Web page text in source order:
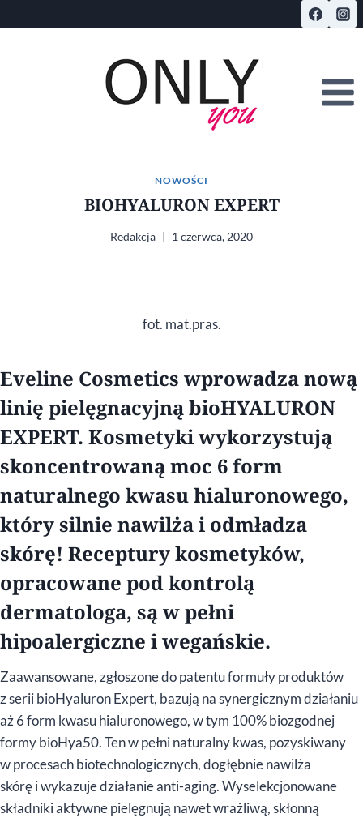
do
NOWOŚCI
BIOHYALURON EXPERT
Redakcja 1 czerwca, 2020
fot. mat.pras.
Eveline Cosmetics wprowadza nową
linię pielęgnacyjną bioHYALURON
EXPERT. Kosmetyki wykorzystują
skoncentrowaną moc 6 form
naturalnego kwasu hialuronowego,
który silnie nawilża i odmładza
skórę! Receptury kosmetyków,
opracowane pod kontrolą
dermatologa, są w pełni
hipoalergiczne i wegańskie.
Zaawansowane, zgłoszone do patentu formuły produktów
z serii bioHyaluron Expert, bazują na synergicznym działaniu
aż 6 form kwasu hialuronowego, w tym 100% biozgodnej
formy bioHya50. Ten w pełni naturalny kwas, pozyskiwany
w procesach biotechnologicznych, dogłębnie nawilża
skórę i wykazuje działanie anti-aging. Wyselekcjonowane
składniki aktywne pielęgnują nawet wrażliwą, skłonną